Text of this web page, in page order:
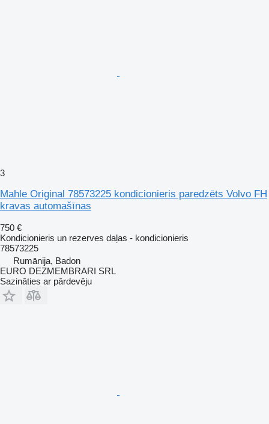
3
Mahle Original 78573225 kondicionieris paredzēts Volvo FH
kravas automašīnas
750 €
Kondicionieris un rezerves daļas - kondicionieris
78573225
Rumānija, Badon
EURO DEZMEMBRARI SRL
Sazināties ar pārdevēju